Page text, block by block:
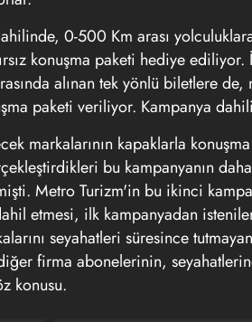
0-500 Km arası
konuşma paketi hediye
alınan tek yönlü biletlere
paketi veriliyor. Kampanya
markalarının kapaklarla
bu kampanyanın
Metro Turizm'in bu ikinci
etmesi, ilk kampanyadan
seyahatleri süresince
firma abonelerinin,
konusu.